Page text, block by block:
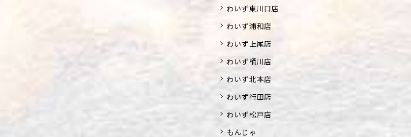
わいず東川口店
わいず浦和店
わいず上尾店
わいず桶川店
わいず北本店
わいず行田店
わいず松戸店
もんじゃ